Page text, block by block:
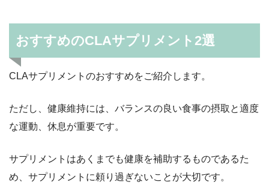
おすすめのCLAサプリメント2選
CLAサプリメントのおすすめをご紹介します。
ただし、健康維持には、バランスの良い食事の摂取と適度
な運動、休息が重要です。
サプリメントはあくまでも健康を補助するものであるた
め、サプリメントに頼り過ぎないことが大切です。